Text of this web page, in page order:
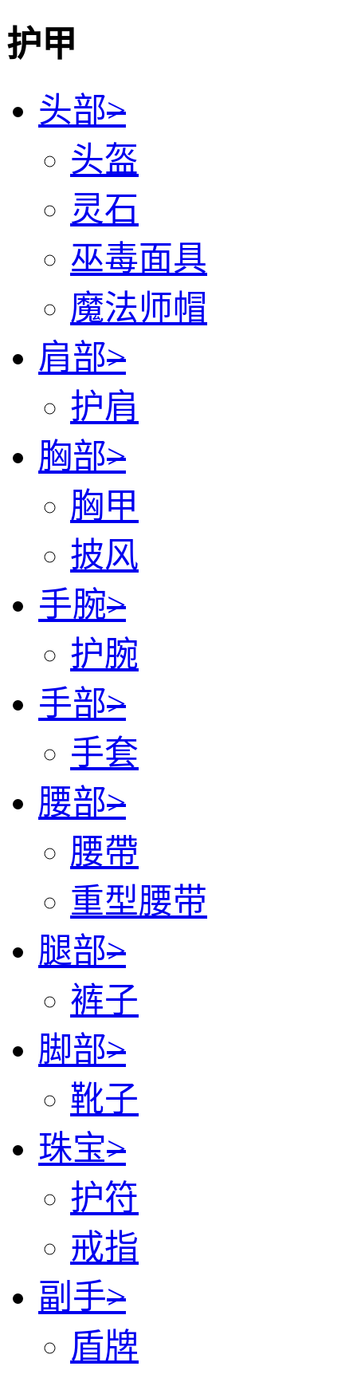
护甲
头部>
头盔
灵石
巫毒面具
魔法师帽
肩部>
护肩
胸部>
胸甲
披风
手腕>
护腕
手部>
手套
腰部>
腰帶
重型腰带
腿部>
裤子
脚部>
靴子
珠宝>
护符
戒指
副手>
盾牌